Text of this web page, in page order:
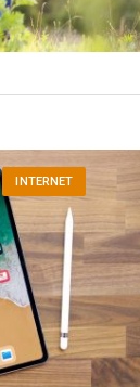
INTERNET